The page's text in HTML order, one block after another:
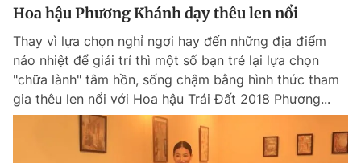
Hoa hậu Phương Khánh dạy thêu len nổi
Thay vì lựa chọn nghỉ ngơi hay đến những địa điểm
náo nhiệt để giải trí thì một số bạn trẻ lại lựa chọn
"chữa lành" tâm hồn, sống chậm bằng hình thức tham
gia thêu len nổi với Hoa hậu Trái Đất 2018 Phương...